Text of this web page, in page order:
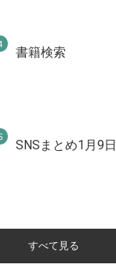
書籍検索
SNSまとめ1月9日
すべて見る